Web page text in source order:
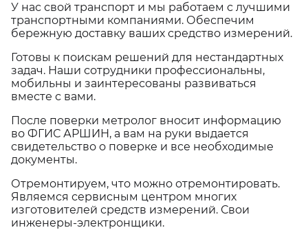
У нас свой транспорт и мы работаем с лучшими
транспортными компаниями. Обеспечим
бережную доставку ваших средство измерений.
Готовы к поискам решений для нестандартных
задач. Наши сотрудники профессиональны,
мобильны и заинтересованы развиваться
вместе с вами.
После поверки метролог вносит информацию
во ФГИС АРШИН, а вам на руки выдается
свидетельство о поверке и все необходимые
документы.
Отремонтируем, что можно отремонтировать.
Являемся сервисным центром многих
изготовителей средств измерений. Свои
инженеры-электронщики.